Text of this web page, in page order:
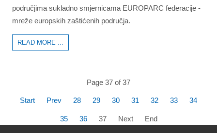
područjima sukladno smjernicama EUROPARC federacije -
mreže europskih zaštićenih područja.
READ MORE ...
Page 37 of 37
Start Prev 28 29 30 31 32 33 34
35 36 37 Next End